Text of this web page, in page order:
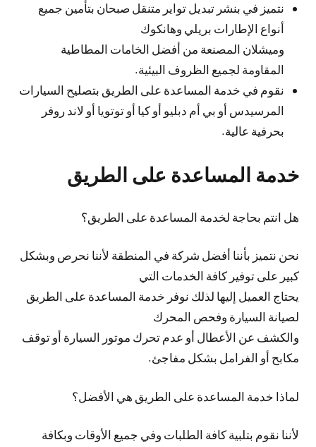
نتميز في بنشر تبديل تواير متنقل صبحان بتأمين جميع
أنواع الإطارات بريلي وهانكوك
وميشلان المصنعة من أفضل الخامات المطاطية
المقاومة لجميع الظروف البيئية.
نقوم في خدمة المساعدة على الطريق بتصليح السيارات
المرسيدس أو بي أم دبليو أو كيا أو توتويا أو لاند روفر
بحرفية عالية.
خدمة المساعدة على الطريق
هل انتم بحاجة لخدمة المساعدة على الطريق؟
نحن نتميز بأننا أفضل شركة في المنطقة لأننا نحرص وبشكل
كبير على توفير كافة الخدمات التي
يحتاج العميل إليها لذلك نوفر خدمة المساعدة على الطريق
لصيانة السيارة وفحص المحرك
والكشف عن الأعطال أو عدم تحرك موتور السيارة أو توقف
مكابح أو الفرامل بشكل مفاجئ.
لماذا خدمة المساعدة على الطريق هي الأفضل؟
لأننا نقوم بتلبية كافة الطلبات وفي جميع الأوقات وبكافة